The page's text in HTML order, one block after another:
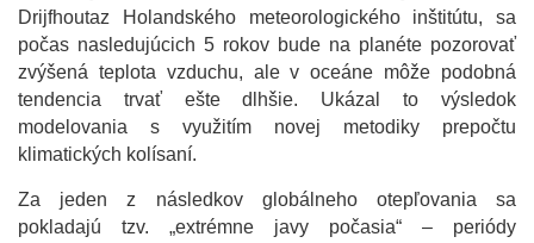
Drijfhoutaz Holandského meteorologického inštitútu, sa
počas nasledujúcich 5 rokov bude na planéte pozorovať
zvýšená teplota vzduchu, ale v oceáne môže podobná
tendencia trvať ešte dlhšie. Ukázal to výsledok
modelovania s využitím novej metodiky prepočtu
klimatických kolísaní.
Za jeden z následkov globálneho otepľovania sa
pokladajú tzv. „extrémne javy počasia“ – periódy